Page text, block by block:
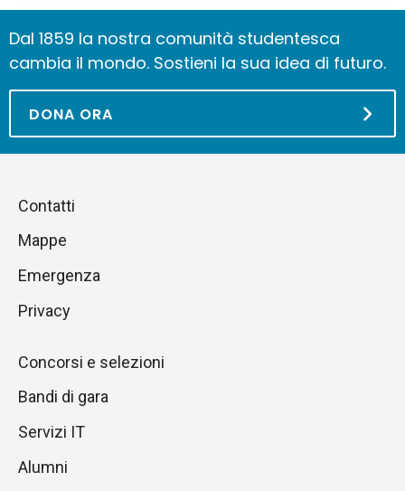
Dal 1859 la nostra comunità studentesca
cambia il mondo. Sostieni la sua idea di futuro.
DONA ORA
Salta
sezione
Piè
di
pagina
Contatti
Mappe
Emergenza
Privacy
Concorsi e selezioni
Bandi di gara
Servizi IT
Alumni